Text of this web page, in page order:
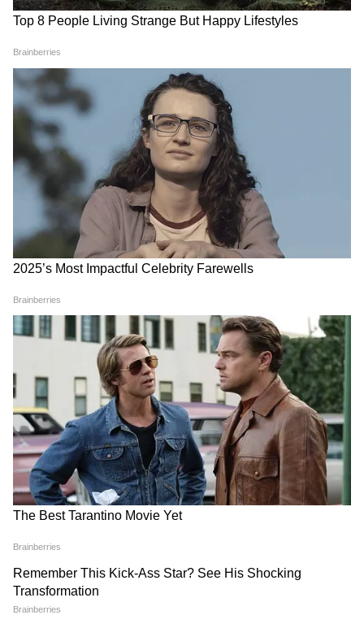
Image Credit :Asianet News
কত টাকা বাড়তে পারে?
ধরা যাক, কোনও কর্মীর বেসিক বেতন ১৮,০০০
টাকা। বর্তমানে ৫৫ শতাংশ DA হিসেবে তিনি
পাচ্ছেন ৯,৯০০ টাকা। যদি DA ৩ শতাংশ বৃদ্ধি পেয়ে
৫৮ শতাংশ হয়, তাহলে DA হবে ১০,৪৪০ টাকা।
অর্থাৎ প্রতি মাসে অতিরিক্ত ৫৪০ টাকা এবং বছরে
5
Image Credit :StockPhoto
আবার যাঁদের বেসিক বেতন ৫০,০০০ টাকা, তাঁদের
ক্ষেত্রে DA ৫৫ শতাংশ থেকে ৫৮ শতাংশ হলে
মাসিক DA ২৭,৫০০ টাকা থেকে বেড়ে ২৯,০০০ টাকা
হবে। ফলে প্রতি মাসে ১,৫০০ টাকা এবং বছরে
১৮,০০০ টাকা পর্যন্ত অতিরিক্ত আয় হতে পারে।